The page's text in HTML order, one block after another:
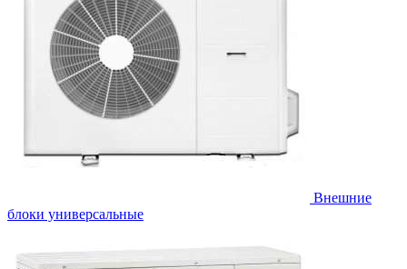
Внешние
блоки универсальные